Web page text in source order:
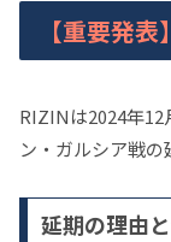
【重要発
RIZINは2024年12
ン・ガルシア戦の
延期の理由